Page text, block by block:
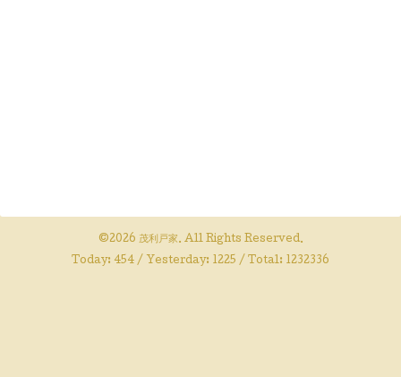
©2026 茂利戸家. All Rights Reserved.
Today: 454 / Yesterday: 1225 / Total: 1232336